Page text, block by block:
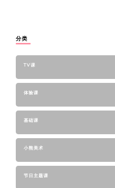
分类
TV课
体验课
基础课
小熊美术
节日主题课